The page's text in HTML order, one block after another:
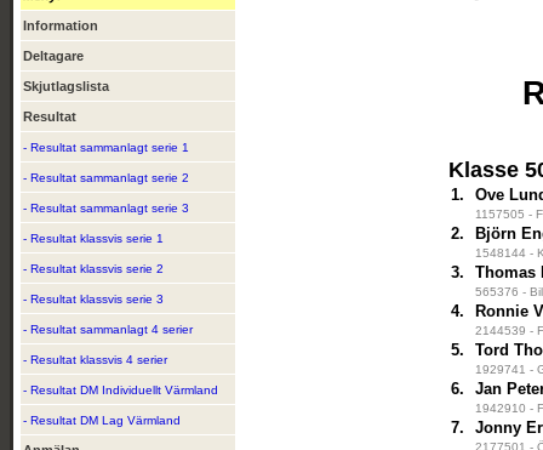
Information
Deltagare
Skjutlagslista
Resultat
- Resultat sammanlagt serie 1
- Resultat sammanlagt serie 2
- Resultat sammanlagt serie 3
- Resultat klassvis serie 1
- Resultat klassvis serie 2
- Resultat klassvis serie 3
- Resultat sammanlagt 4 serier
- Resultat klassvis 4 serier
- Resultat DM Individuellt Värmland
- Resultat DM Lag Värmland
Klasse
1. Ove
1157505 -
2. Björn
1548144 -
3. Thomas
565376 -
4. Ronnie
2144539 -
5. Tord
1929741 -
6. Jan
1942910 -
7. Jonny
2177501 -